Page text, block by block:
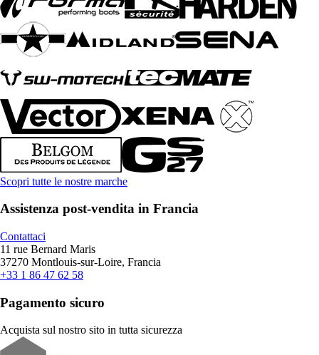
Scopri tutte le nostre marche
Assistenza post-vendita in Francia
Contattaci
11 rue Bernard Maris
37270 Montlouis-sur-Loire, Francia
+33 1 86 47 62 58
Pagamento sicuro
Acquista sul nostro sito in tutta sicurezza